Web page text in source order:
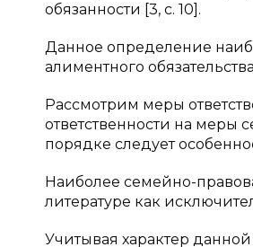
обязанности [3, с. 10].
Данное определение
алиментного
Рассмотрим меры
ответственности на меры
порядке следует
Наиболее семейно-
литературе как
Учитывая характер